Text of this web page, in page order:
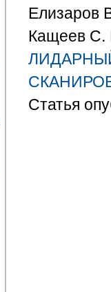
Елизаров
Кащеев С.
Статья